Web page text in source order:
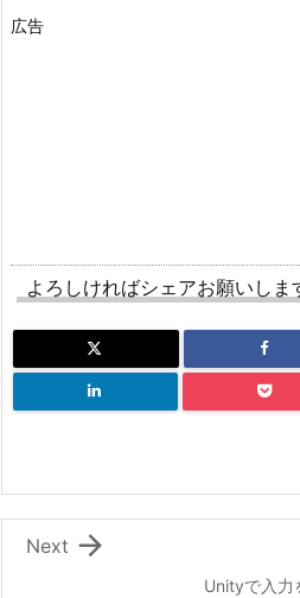
広告
よろしければシェアお願いしま
Unityで入力

Next